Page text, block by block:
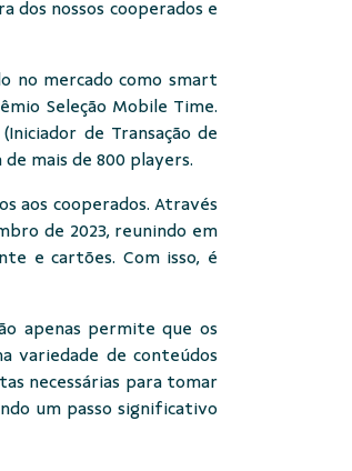
dos nossos cooperados e
no mercado como smart
Seleção Mobile Time.
de Transação de
mais de 800 players.
aos cooperados. Através
de 2023, reunindo em
e cartões. Com isso, é
apenas permite que os
variedade de conteúdos
necessárias para tomar
um passo significativo